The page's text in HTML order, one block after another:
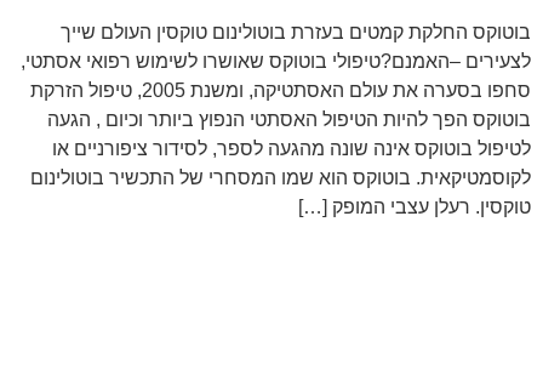
בוטוקס החלקת קמטים בעזרת בוטולינום טוקסין העולם שייך
לצעירים –האמנם?טיפולי בוטוקס שאושרו לשימוש רפואי אסתטי,
סחפו בסערה את עולם האסתטיקה, ומשנת 2005, טיפול הזרקת
בוטוקס הפך להיות הטיפול האסתטי הנפוץ ביותר וכיום , הגעה
לטיפול בוטוקס אינה שונה מהגעה לספר, לסידור ציפורניים או
לקוסמטיקאית. בוטוקס הוא שמו המסחרי של התכשיר בוטולינום
טוקסין. רעלן עצבי המופק […]